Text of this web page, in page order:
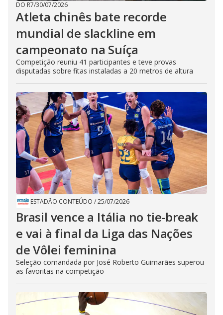
DO R7/30/07/2026
Atleta chinês bate recorde
mundial de slackline em
campeonato na Suíça
Competição reuniu 41 participantes e teve provas
disputadas sobre fitas instaladas a 20 metros de altura
ESTADÃO CONTEÚDO /25/07/2026
Brasil vence a Itália no tie-break
e vai à final da Liga das Nações
de Vôlei feminina
Seleção comandada por José Roberto Guimarães superou
as favoritas na competição